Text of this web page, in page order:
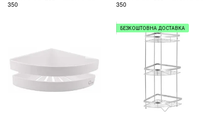
350
350
БЕЗКОШТОВНА ДОСТАВКА